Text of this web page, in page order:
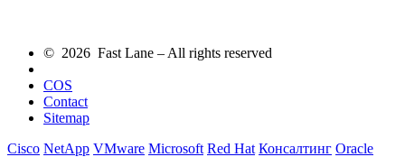
© 2026 Fast Lane – All rights reserved
COS
Contact
Sitemap
Cisco NetApp VMware Microsoft Red Hat Консалтинг Oracle